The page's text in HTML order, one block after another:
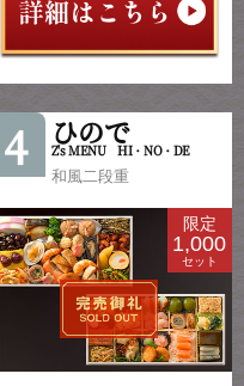
4 ひので
Z's MENU HI・NO・DE
和風二段重
限定
1,000
セット